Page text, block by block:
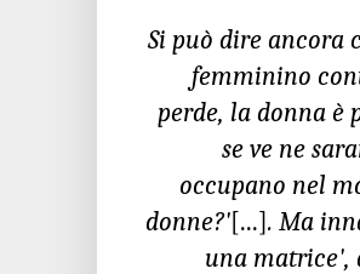
Si può dire ancora
femminino
perde, la donna è
se ve ne
occupano nel
donne?'[...]. Ma
una matrice',